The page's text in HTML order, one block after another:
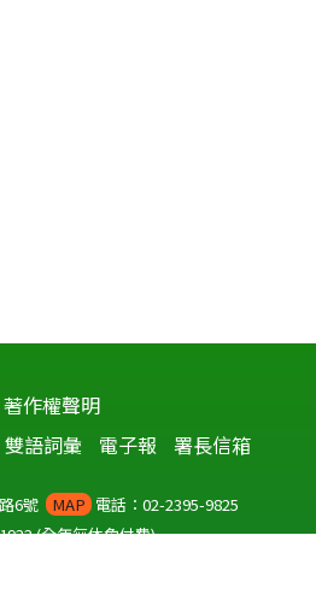
著作權聲明
雙語詞彙 電子報 署長信箱
6號 MAP 電話：02-2395-9825
(全年無休免付費)